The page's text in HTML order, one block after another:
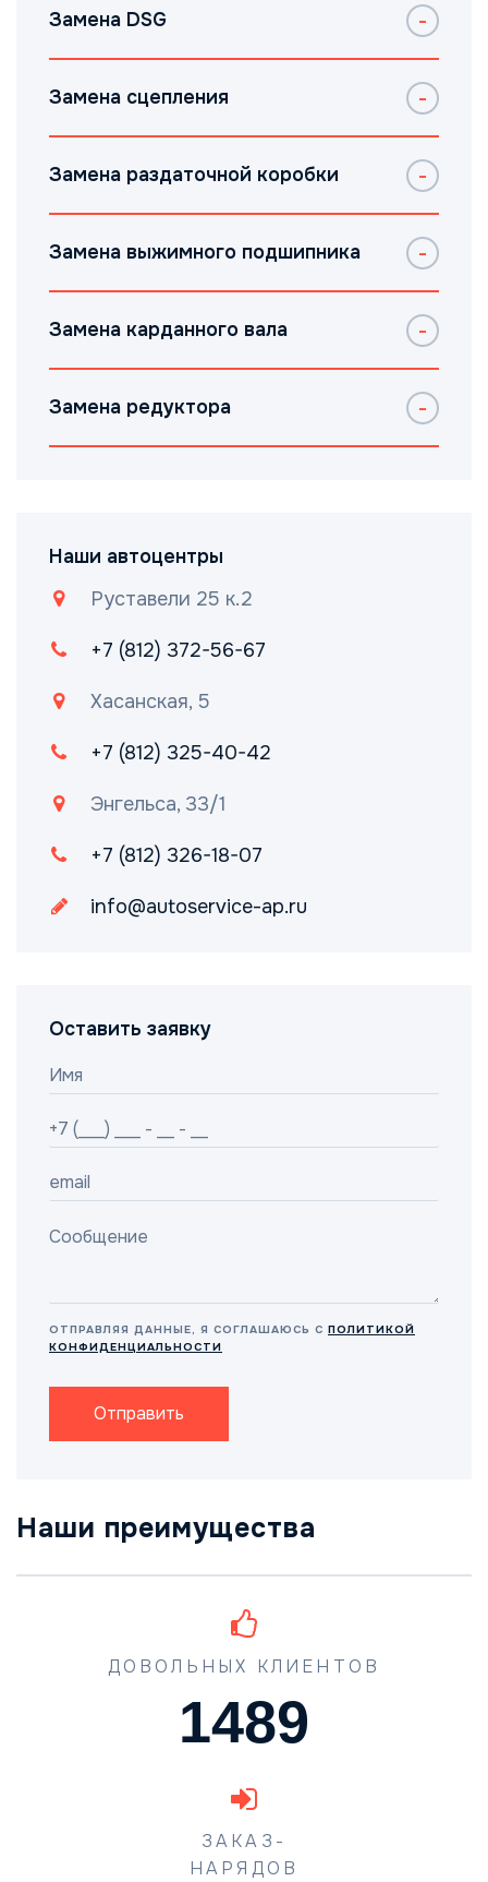
Замена DSG
Замена сцепления
Замена раздаточной коробки
Замена выжимного подшипника
Замена карданного вала
Замена редуктора
Наши автоцентры
Руставели 25 к.2
+7 (812) 372-56-67
Хасанская, 5
+7 (812) 325-40-42
Энгельса, 33/1
+7 (812) 326-18-07
info@autoservice-ap.ru
Оставить заявку
ОТПРАВЛЯЯ ДАННЫЕ, Я СОГЛАШАЮСЬ С ПОЛИТИКОЙ
КОНФИДЕНЦИАЛЬНОСТИ
Отправить
Наши преимущества
ДОВОЛЬНЫХ КЛИЕНТОВ
1489
ЗАКАЗ-
НАРЯДОВ